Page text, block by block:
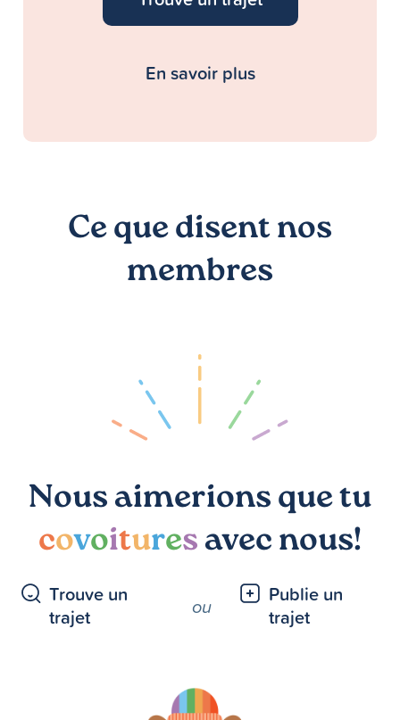
En savoir plus
Ce que disent nos
membres
Nous aimerions que tu
covoituresavec nous!
Trouve un
trajet
ou
Publie un
trajet